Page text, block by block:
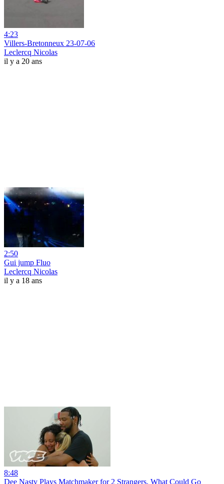
4:23
Villers-Bretonneux 23-07-06
Leclercq Nicolas
il y a 20 ans
2:50
Gui jump Fluo
Leclercq Nicolas
il y a 18 ans
8:48
Dee Nasty Plays Matchmaker for 2 Strangers, What Could Go